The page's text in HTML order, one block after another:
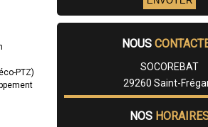
PTZ)
NOUS
SOCOREBAT
29260 Saint-
NOS